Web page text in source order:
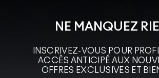
NE MANQUEZ
INSCRIVEZ-VOUS POUR
ACCÈS ANTICIPÉ AUX
OFFRES EXCLUSIVES ET